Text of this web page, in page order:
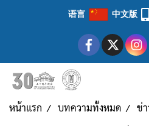
语言 中文版
หน้าแรก บทความทั้งหมด ข่